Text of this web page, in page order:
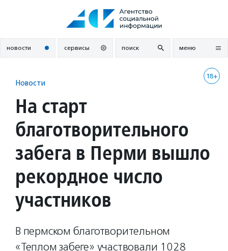
новости сервисы поиск меню
18+
Новости
На старт
благотворительного
забега в Перми вышло
рекордное число
участников
В пермском благотворительном
«Теплом забеге» участвовали 1028